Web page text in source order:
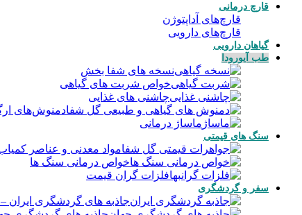
قارچ درمانی
قارچ‌های آداپتوژن
قارچ‌های دارویی
گیاهان دارویی
طب آیورودا
نسخه های شفا بخش
خواص شربت های گیاهی
چاشنی های غذایی
دمنوش‌های
ماساژ درمانی
سنگ های قیمتی
مواد معدنی و عناصر
خواص درمانی سنگ ها
فلزات گران قیمت
سفر و گردشگری
جاذبه های گردشگری ایران –